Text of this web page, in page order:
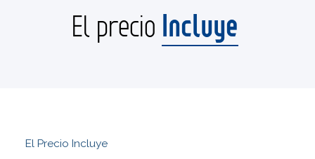
El precio Incluye
El Precio Incluye